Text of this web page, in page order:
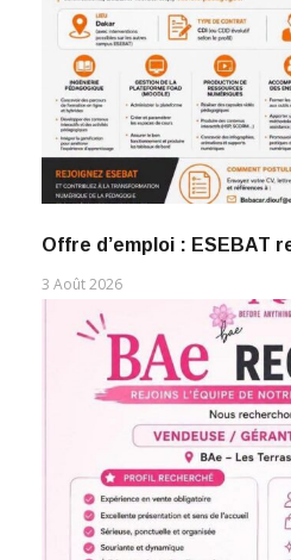
Offre d’emploi : ESEBAT
3 Août 2026